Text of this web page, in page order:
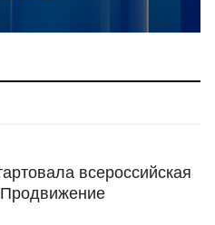
всероссийская